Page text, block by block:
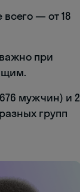
— от 18
при
мужчин) и 2
групп